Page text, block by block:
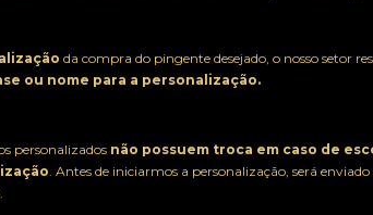
da compra do pingente desejado, o nosso setor
ou nome para a personalização.
personalizados não possuem troca em caso de
. Antes de iniciarmos a personalização, será